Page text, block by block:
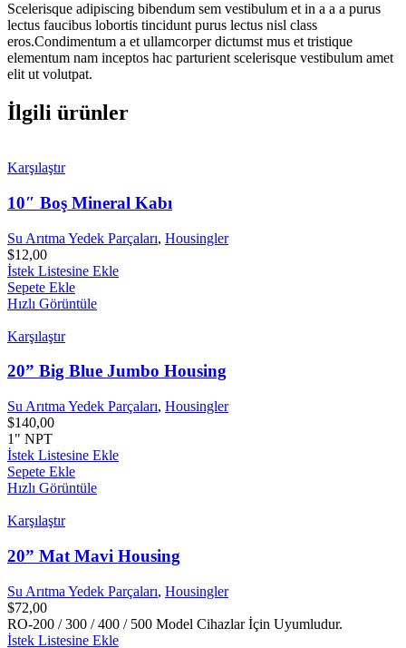
Scelerisque adipiscing bibendum sem vestibulum et in a a a purus
lectus faucibus lobortis tincidunt purus lectus nisl class
eros.Condimentum a et ullamcorper dictumst mus et tristique
elementum nam inceptos hac parturient scelerisque vestibulum amet
elit ut volutpat.
İlgili ürünler
Karşılaştır
10″ Boş Mineral Kabı
Su Arıtma Yedek Parçaları, Housingler
$12,00
İstek Listesine Ekle
Sepete Ekle
Hızlı Görüntüle
Karşılaştır
20” Big Blue Jumbo Housing
Su Arıtma Yedek Parçaları, Housingler
$140,00
1" NPT
İstek Listesine Ekle
Sepete Ekle
Hızlı Görüntüle
Karşılaştır
20” Mat Mavi Housing
Su Arıtma Yedek Parçaları, Housingler
$72,00
RO-200 / 300 / 400 / 500 Model Cihazlar İçin Uyumludur.
İstek Listesine Ekle